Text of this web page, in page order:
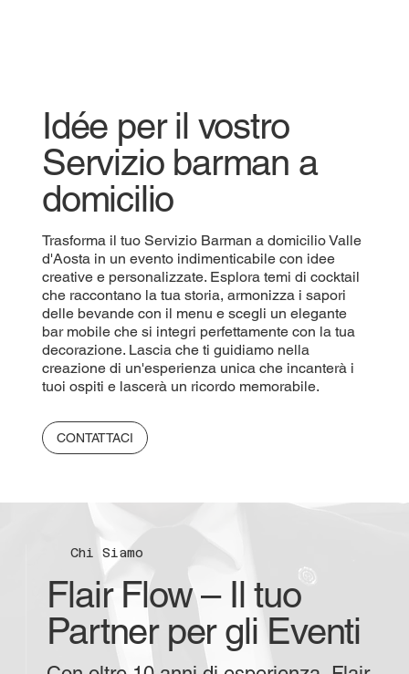
Idée per il vostro
Servizio barman a
domicilio
Trasforma il tuo Servizio Barman a domicilio Valle
d'Aosta in un evento indimenticabile con idee
creative e personalizzate. Esplora temi di cocktail
che raccontano la tua storia, armonizza i sapori
delle bevande con il menu e scegli un elegante
bar mobile che si integri perfettamente con la tua
decorazione. Lascia che ti guidiamo nella
creazione di un'esperienza unica che incanterà i
tuoi ospiti e lascerà un ricordo memorabile.
CONTATTACI
Chi Siamo
Flair Flow – Il tuo
Partner per gli Eventi